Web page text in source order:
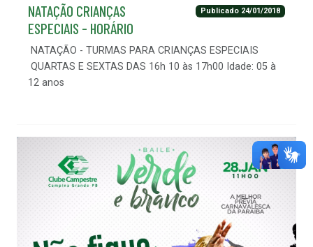
Publicado 24/01/2018
NATAÇÃO CRIANÇAS
ESPECIAIS - HORÁRIO
NATAÇÃO - TURMAS PARA CRIANÇAS ESPECIAIS
QUARTAS E SEXTAS DAS 16h 10 às 17h00 Idade: 05 à
12 anos